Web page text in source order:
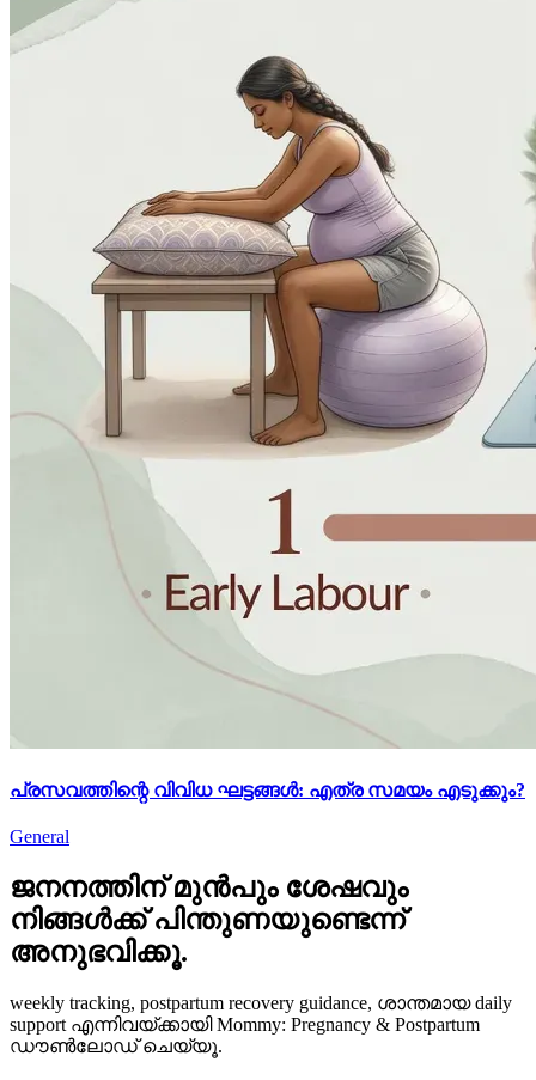
പ്രസവത്തിന്റെ വിവിധ ഘട്ടങ്ങൾ: എത്ര സമയം എടുക്കും?
General
ജനനത്തിന് മുൻപും ശേഷവും
നിങ്ങള്‍ക്ക് പിന്തുണയുണ്ടെന്ന്
അനുഭവിക്കൂ.
weekly tracking, postpartum recovery guidance, ശാന്തമായ daily
support എന്നിവയ്ക്കായി Mommy: Pregnancy & Postpartum
ഡൗൺലോഡ് ചെയ്യൂ.